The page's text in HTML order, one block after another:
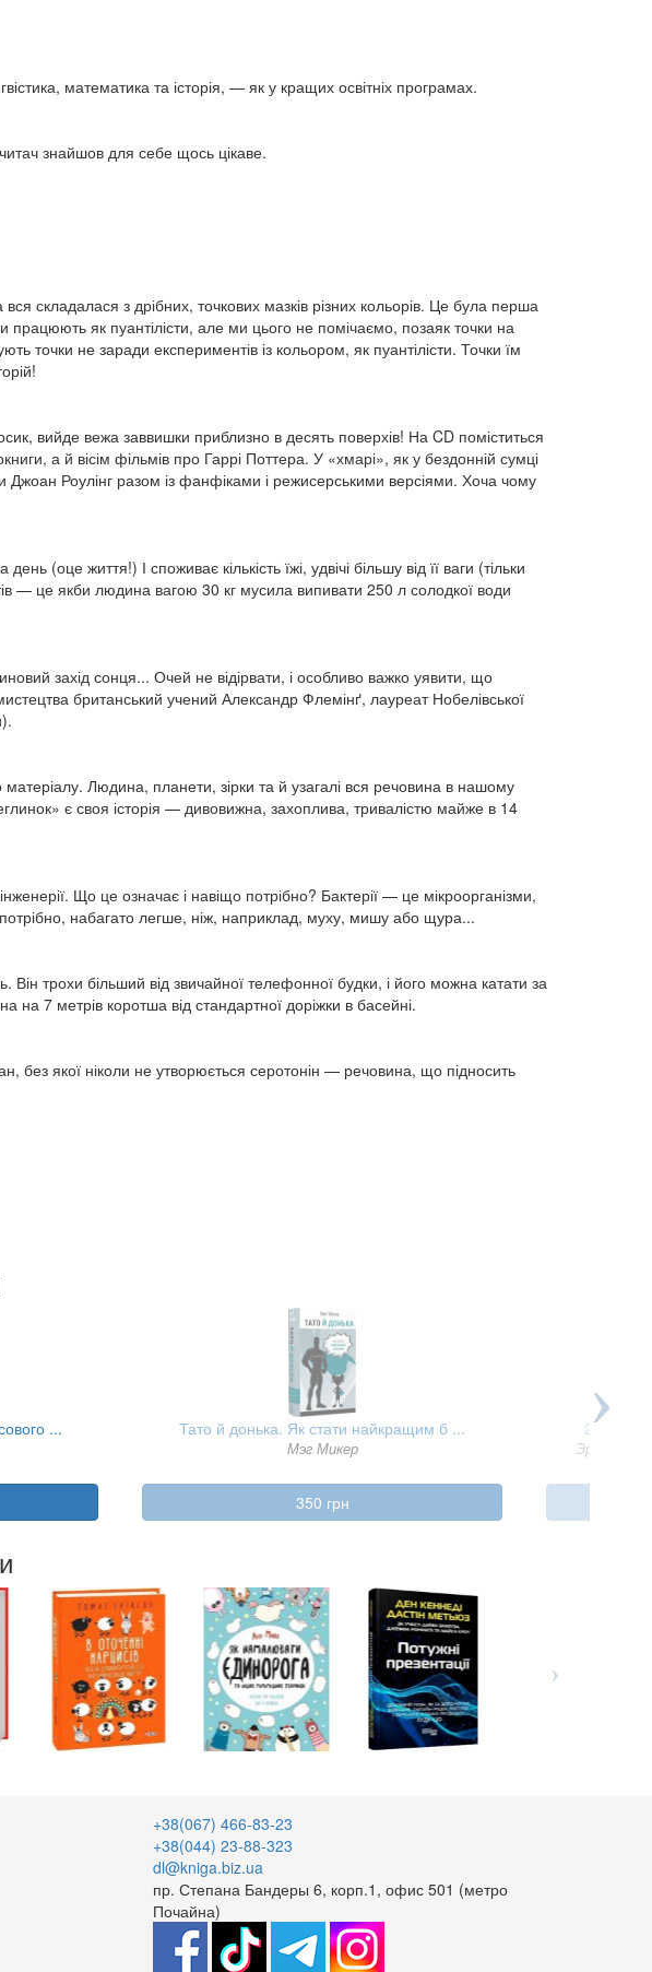
математика та історія, — як у кращих освітніх програмах.
знайшов для себе щось цікаве.
з дрібних, точкових мазків різних кольорів. Це була перша
як пуантілісти, але ми цього не помічаємо, позаяк точки на
точки не заради експериментів із кольором, як пуантілісти. Точки їм
вийде вежа заввишки приблизно в десять поверхів! На CD поміститься
а й вісім фільмів про Гаррі Поттера. У «хмарі», як у бездонній сумці
Джоан Роулінг разом із фанфіками і режисерськими версіями. Хоча чому
(оце життя!) І споживає кількість їжі, удвічі більшу від її ваги (тільки
— це якби людина вагою 30 кг мусила випивати 250 л солодкої води
захід сонця... Очей не відірвати, і особливо важко уявити, що
британський учений Александр Флемінґ, лауреат Нобелівської
Людина, планети, зірки та й узагалі вся речовина в нашому
є своя історія — дивовижна, захоплива, тривалістю майже в 14
Що це означає і навіщо потрібно? Бактерії — це мікроорганізми,
набагато легше, ніж, наприклад, муху, мишу або щура...
трохи більший від звичайної телефонної будки, і його можна катати за
на 7 метрів коротша від стандартної доріжки в басейні.
без якої ніколи не утворюється серотонін — речовина, що підносить
... Тато й донька. Як стати найкращим б ...
Мэг Микер
350 грн
2024
Эрик Ван
+38(067) 466-83-23
+38(044) 23-88-323
dl@kniga.biz.ua
пр. Степана Бандеры 6, корп.1, офис 501 (метро
Почайна)